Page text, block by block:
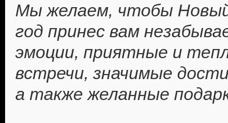
Мы желаем, чтобы
год принес вам
эмоции, приятные и
встречи, значимые
а также желанные